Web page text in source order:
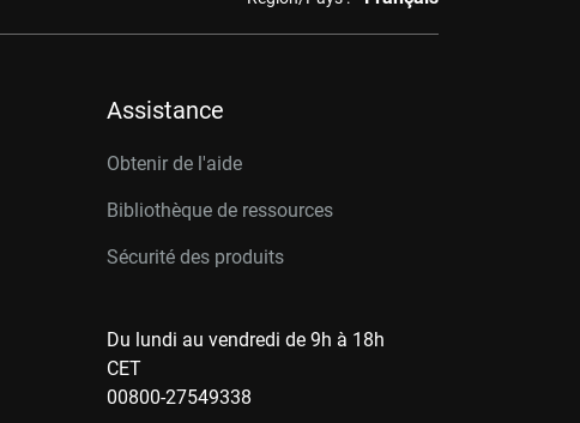
Assistance
Obtenir de l'aide
Bibliothèque de ressources
Sécurité des produits
Du lundi au vendredi de 9h à 18h
CET
00800-27549338